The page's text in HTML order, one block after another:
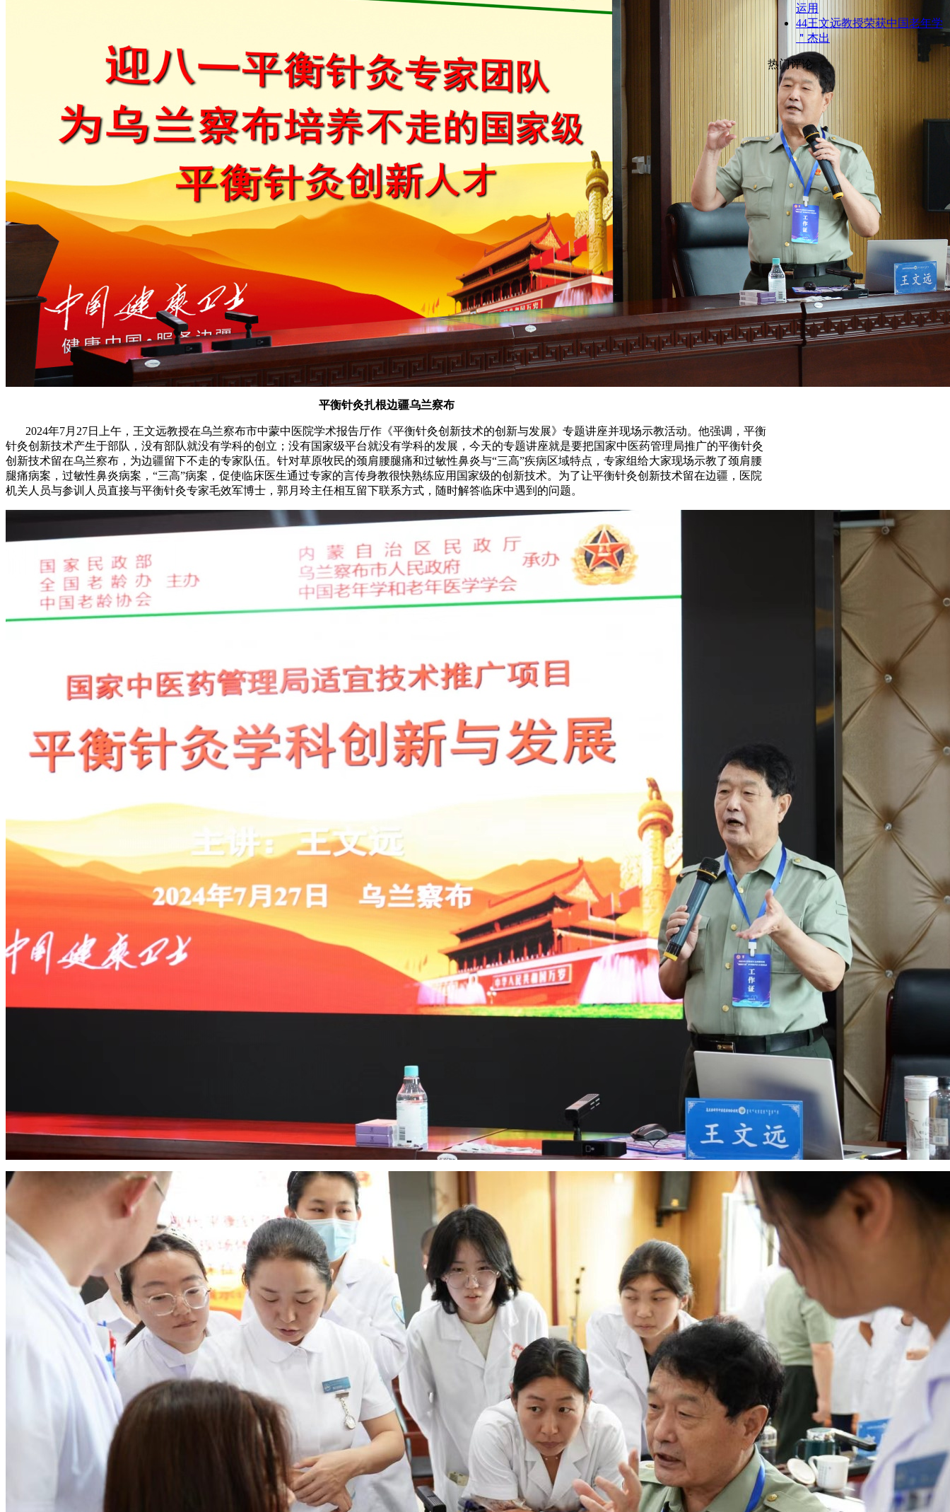
平衡针灸扎根边疆乌兰察布
2024年7月27日上午，王文远教授在乌兰察布市中蒙中医院学术报告厅作《平衡针灸创新技术的创新与发展》专题讲座并现场示教活动。他强调，平衡
针灸创新技术产生于部队，没有部队就没有学科的创立；没有国家级平台就没有学科的发展，今天的专题讲座就是要把国家中医药管理局推广的平衡针灸
创新技术留在乌兰察布，为边疆留下不走的专家队伍。针对草原牧民的颈肩腰腿痛和过敏性鼻炎与“三高”疾病区域特点，专家组给大家现场示教了颈肩腰
腿痛病案，过敏性鼻炎病案，“三高”病案，促使临床医生通过专家的言传身教很快熟练应用国家级的创新技术。为了让平衡针灸创新技术留在边疆，医院
机关人员与参训人员直接与平衡针灸专家毛效军博士，郭月玲主任相互留下联系方式，随时解答临床中遇到的问题。
运用
44王文远教授荣获中国老年学
＂杰出
热门评论